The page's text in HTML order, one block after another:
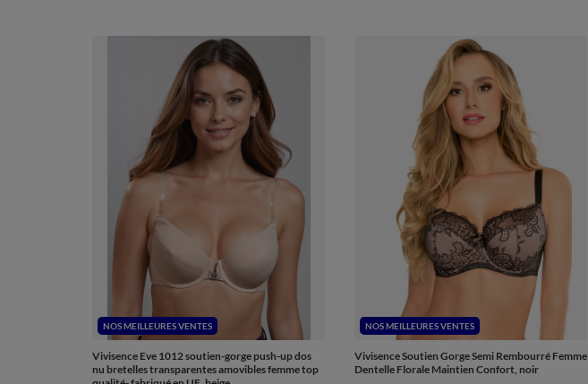
NOS MEILLEURES VENTES
Vivisence Eve 1012 soutien-gorge push-up dos
nu bretelles transparentes amovibles femme top
NOS MEILLEURES VENTES
Vivisence Soutien Gorge Semi Rembourré Femme
Dentelle Florale Maintien Confort, noir